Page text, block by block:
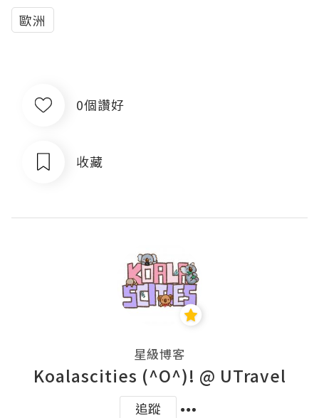
歐洲
0個讚好
收藏
星級博客
Koalascities (^O^)! @ UTravel
追蹤